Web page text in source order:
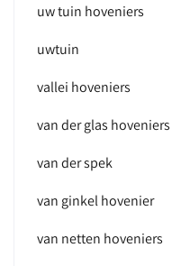
uw tuin hoveniers
uwtuin
vallei hoveniers
van der glas hoveniers
van der spek
van ginkel hovenier
van netten hoveniers